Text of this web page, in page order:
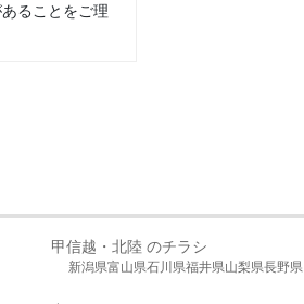
ることをご理
甲信越・北陸 のチラシ
新潟県富山県石川県福井県山梨県長野県